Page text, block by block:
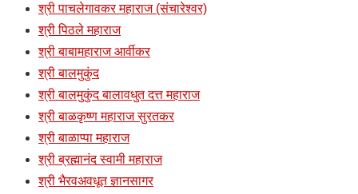
श्री पाचलेगावकर महाराज (संचारेश्वर)
श्री पिठले महाराज
श्री बाबामहाराज आर्वीकर
श्री बालमुकुंद
श्री बालमुकुंद बालावधुत दत्त महाराज
श्री बाळकृष्ण महाराज सुरतकर
श्री बाळाप्पा महाराज
श्री ब्रह्मानंद स्वामी महाराज
श्री भैरवअवधूत ज्ञानसागर